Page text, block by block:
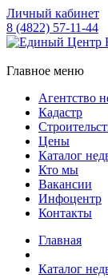
Личный кабинет
8 (4822) 57-11-44
Главное меню
Агентство
Кадастр
Цены
Каталог
Кто мы
Вакансии
Инфоцентр
Контакты
Главная
Каталог